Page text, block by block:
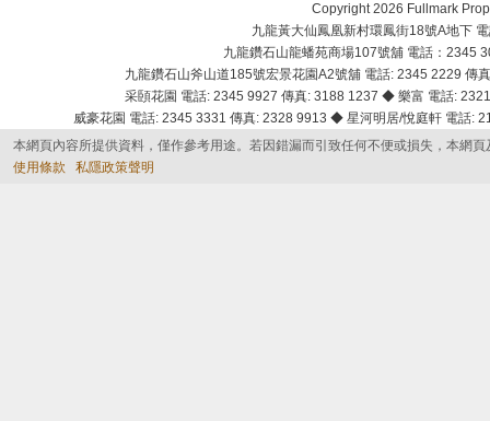
Copyright 2026 Fullmark
九龍黃大仙鳳凰新村環鳳街18號A地下
九龍鑽石山龍蟠苑商場107號舖 電話：2345
九龍鑽石山斧山道185號宏景花園A2號舖 電話: 2345 2229
采頣花園 電話: 2345 9927 傳真: 3188 1237 ◆ 樂富 電話:
威豪花園 電話: 2345 3331 傳真: 2328 9913 ◆ 星河明居/悅庭軒 電話
本網頁內容所提供資料，僅作參考用途。若因錯漏而引致任何不便或損失，本網
使用條款
私隱政策聲明